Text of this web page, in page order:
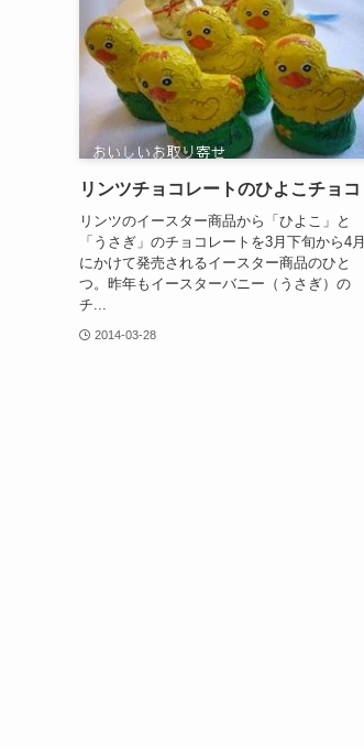
リンツチョコレートのひよこチョコ
リンツのイースター商品から「ひよこ」と
「うさぎ」のチョコレートを3月下旬から4月
にかけて発売されるイースター商品のひと
つ。昨年もイースターバニー（うさぎ）の
チ...
2014-03-28